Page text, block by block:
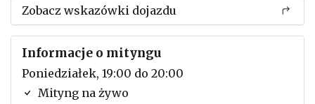
Zobacz wskazówki dojazdu
Informacje o mityngu
Poniedziałek, 19:00 do 20:00
Mityng na żywo